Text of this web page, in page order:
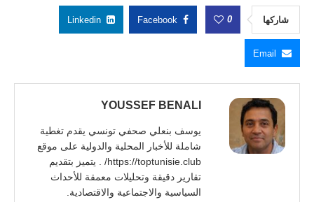
شاركها 0
Facebook
Linkedin
Email
YOUSSEF BENALI
يوسف بنعلي صحفي تونسي يقدم تغطية
شاملة للأخبار المحلية والدولية على موقع
https://toptunisie.club/ . يتميز بتقديم
تقارير دقيقة وتحليلات معمقة للأحداث
السياسية والاجتماعية والاقتصادية.